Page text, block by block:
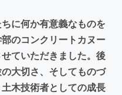
に何か有意義なものを
のコンクリートカヌー
ていただきました。後
大切さ、そしてものづ
木技術者としての成長